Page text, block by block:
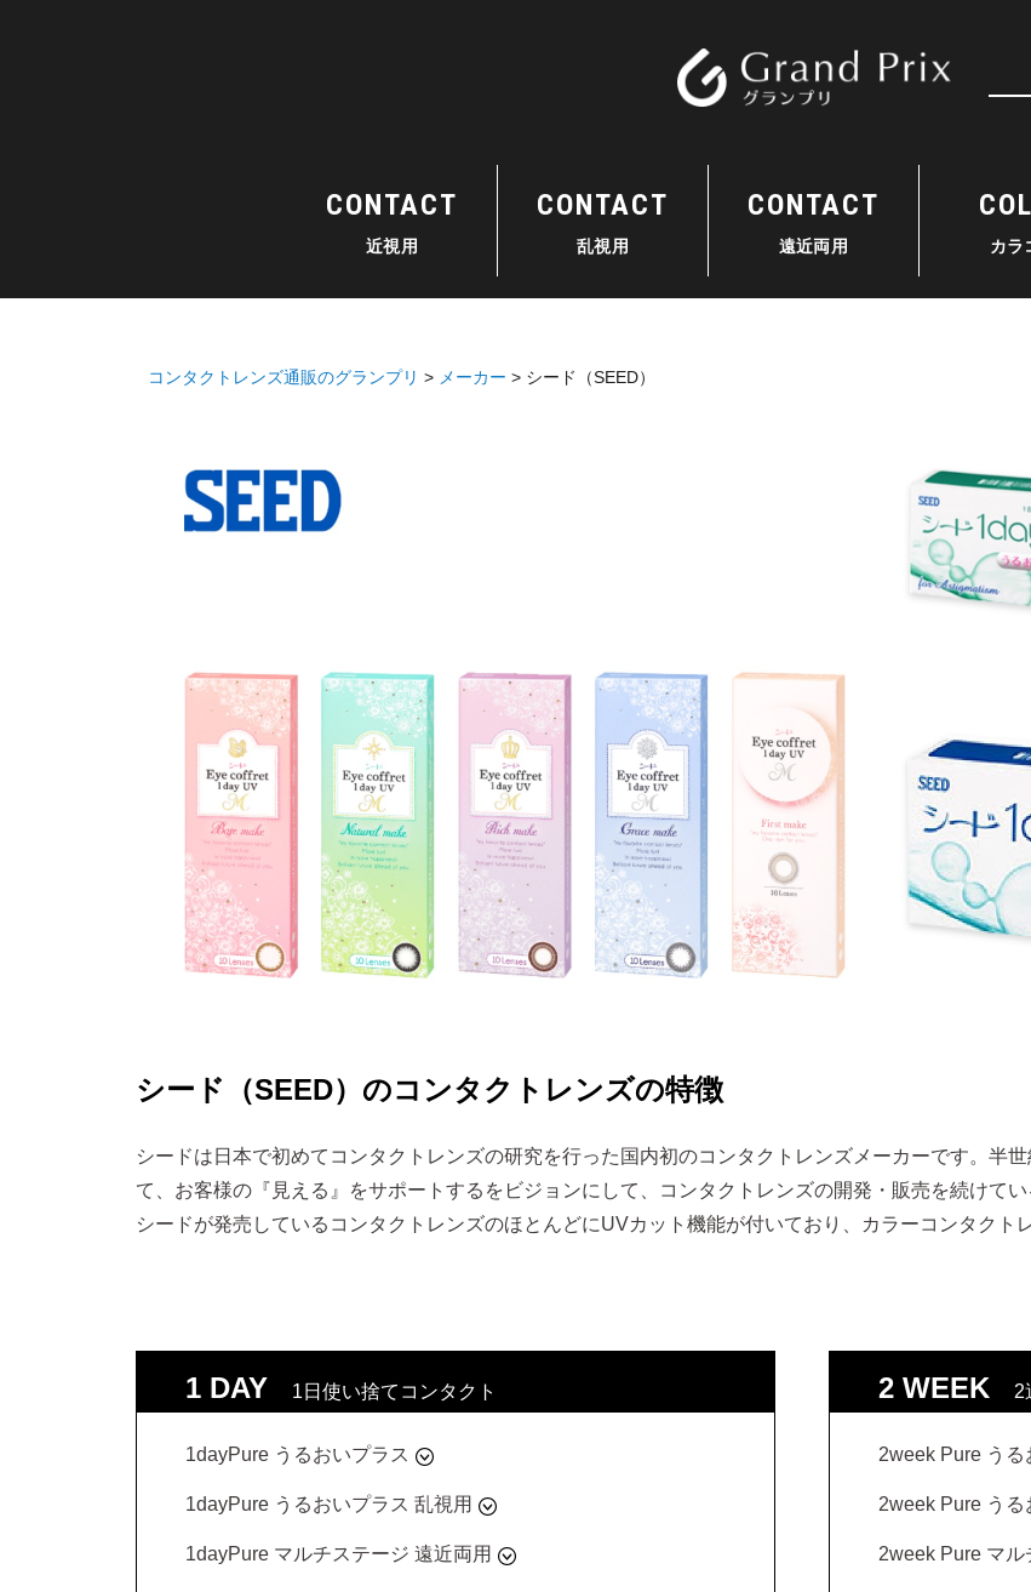
CONTACT
近視用
CONTACT
乱視用
CONTACT
遠近両用 カラ
コンタクトレンズ通販のグランプリ メーカー シード（SEED）
シード（SEED）のコンタクトレンズの特徴
シードは日本で初めてコンタクトレンズの研究を行った国内初のコンタクトレンズメーカーです。半
て、お客様の『見える』をサポートするをビジョンにして、コンタクトレンズの開発・販売を続けてい
シードが発売しているコンタクトレンズのほとんどにUVカット機能が付いており、カラーコンタクト
1 DAY 1日使い捨てコンタクト
1dayPure うるおいプラス
1dayPure うるおいプラス 乱視用
1dayPure マルチステージ 遠近両用
2 WEEK 2
2week Pure うる
2week Pure うる
2week Pure マル